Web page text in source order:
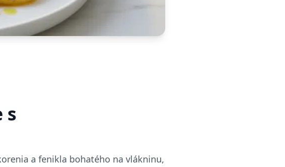
s
a fenikla bohatého na vlákninu,